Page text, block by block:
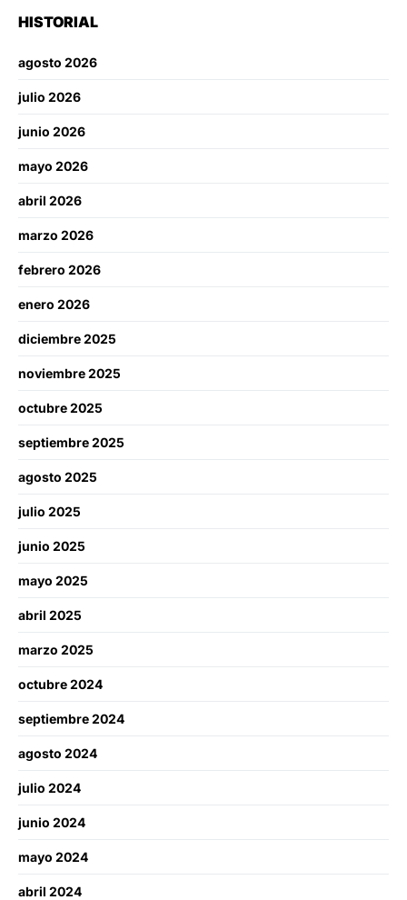
HISTORIAL
agosto 2026
julio 2026
junio 2026
mayo 2026
abril 2026
marzo 2026
febrero 2026
enero 2026
diciembre 2025
noviembre 2025
octubre 2025
septiembre 2025
agosto 2025
julio 2025
junio 2025
mayo 2025
abril 2025
marzo 2025
octubre 2024
septiembre 2024
agosto 2024
julio 2024
junio 2024
mayo 2024
abril 2024